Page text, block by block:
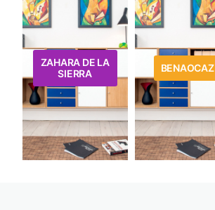
ZAHARA DE LA
SIERRA
BENAOCAZ